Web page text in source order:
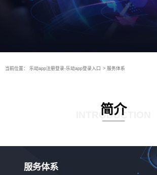
当前位置： 乐动app注册登录-乐动app登录入口 > 服务体系
简介
INTRODUCTION
服务体系